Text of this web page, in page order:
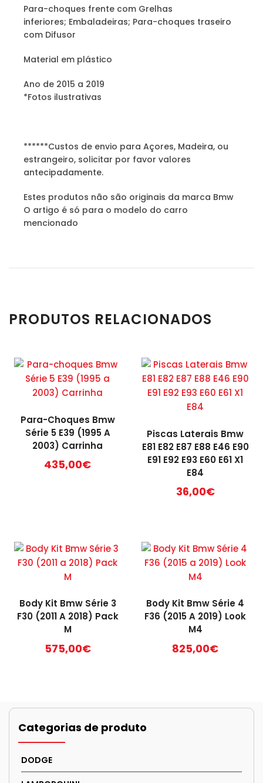
Para-choques frente com Grelhas
inferiores; Embaladeiras; Para-choques traseiro
com Difusor
Material em plástico
Ano de 2015 a 2019
*Fotos ilustrativas
******Custos de envio para Açores, Madeira, ou
estrangeiro, solicitar por favor valores
antecipadamente.
Estes produtos não são originais da marca Bmw
O artigo é só para o modelo do carro
mencionado
PRODUTOS RELACIONADOS
Para-Choques Bmw
Série 5 E39 (1995 A
2003) Carrinha
435,00€
Piscas Laterais Bmw
E81 E82 E87 E88 E46 E90
E91 E92 E93 E60 E61 X1
E84
36,00€
Body Kit Bmw Série 3
F30 (2011 A 2018) Pack
M
575,00€
Body Kit Bmw Série 4
F36 (2015 A 2019) Look
M4
825,00€
Categorias de produto
DODGE